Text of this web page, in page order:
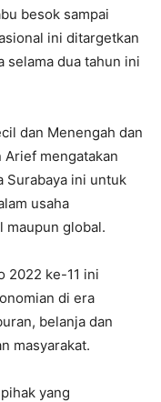
besok sampai
ini ditargetkan
selama dua tahun ini
dan Menengah dan
Arief mengatakan
Surabaya ini untuk
usaha
maupun global.
2022 ke-11 ini
di era
belanja dan
masyarakat.
yang